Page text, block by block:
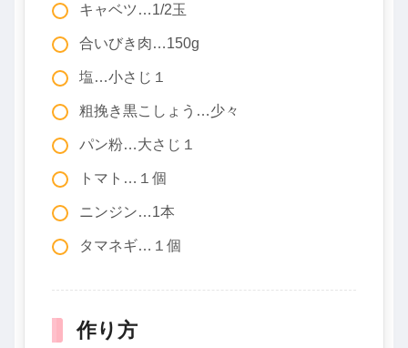
キャベツ…1/2玉
合いびき肉…150g
塩…小さじ１
粗挽き黒こしょう…少々
パン粉…大さじ１
トマト…１個
ニンジン…1本
タマネギ…１個
作り方